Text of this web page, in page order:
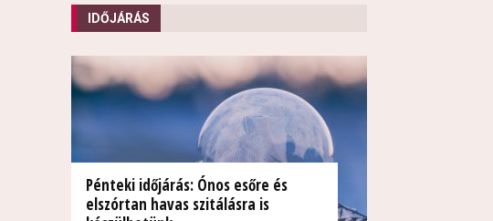
IDŐJÁRÁS
Pénteki időjárás: Ónos esőre és
elszórtan havas szitálásra is